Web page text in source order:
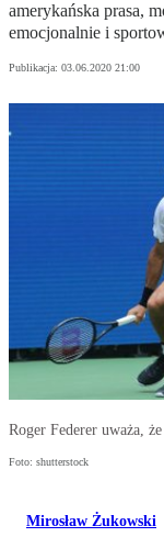
amerykańska prasa,
emocjonalnie i
Publikacja: 03.06.2020 21:00
Roger Federer uważa,
Foto: shutterstock
Mirosław Żukowski